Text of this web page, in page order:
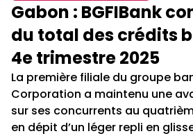
Gabon : BGFIBank
du total des crédits
4e trimestre 2025
La première filiale du groupe
Corporation a maintenu une
sur ses concurrents au
en dépit d’un léger repli en